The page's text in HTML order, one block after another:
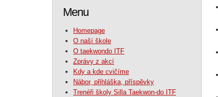
Menu
Homepage
O naší škole
O taekwondo ITF
Zprávy z akcí
Kdy a kde cvičíme
Nábor, přihláška, příspěvky
Trenéři školy Silla Taekwon-do ITF